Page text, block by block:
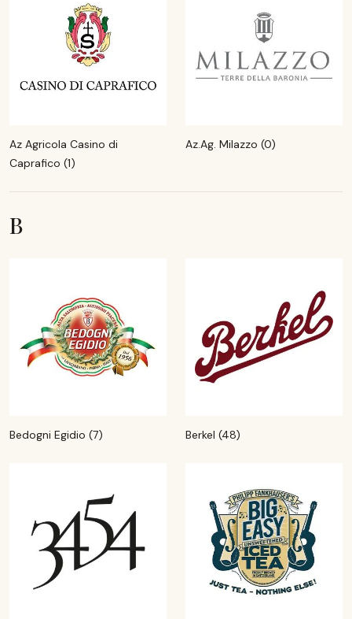
Az Agricola Casino di
Caprafico (1)
Az.Ag. Milazzo (0)
B
Bedogni Egidio (7) Berkel (48)